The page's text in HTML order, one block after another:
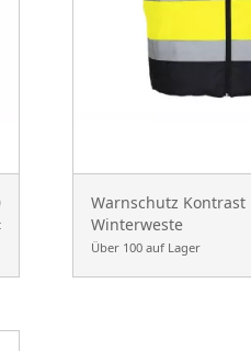
Warnschutz Kontrast
Winterweste
Über 100 auf Lager